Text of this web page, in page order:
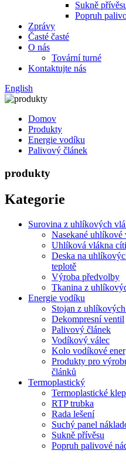
Sukně
Popruh
Zprávy
Časté časté
O nás
Tovární turné
Kontaktujte nás
English
Domov
Produkty
Energie vodíku
Palivový článek
produkty
Kategorie
Surovina z uhlíkových
Nasekané uhlíkové
Uhlíková vlákna
Deska na
teplotě
Výroba předvolby
Tkanina z
Energie vodíku
Stojan z
Dekompresní ventil
Palivový článek
Vodíkový válec
Kolo vodíkové
Produkty pro
článků
Termoplastický
Termoplastické
RTP trubka
Rada lešení
Suchý panel
Sukně přívěsu
Popruh palivové